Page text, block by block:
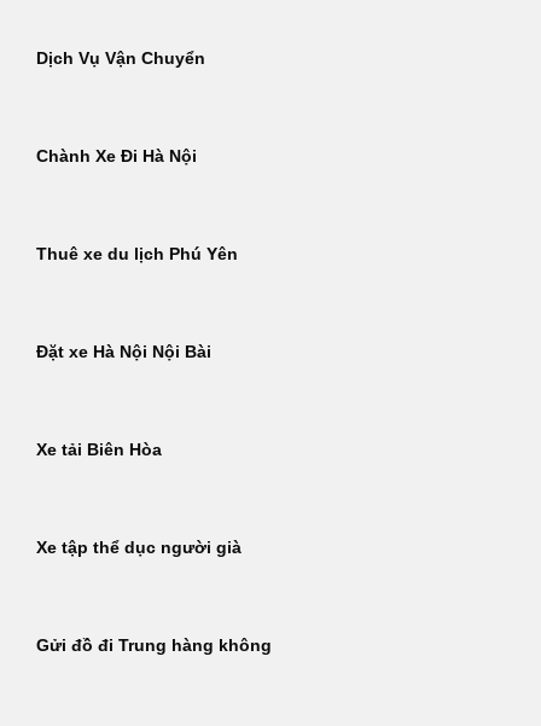
Dịch Vụ Vận Chuyển
Chành Xe Đi Hà Nội
Thuê xe du lịch Phú Yên
Đặt xe Hà Nội Nội Bài
Xe tải Biên Hòa
Xe tập thể dục người già
Gửi đồ đi Trung hàng không